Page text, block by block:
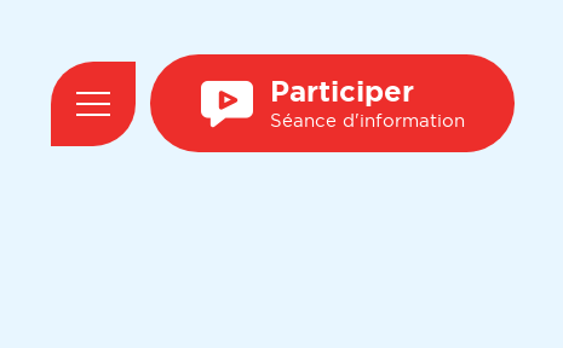
Participer
Séance d'information